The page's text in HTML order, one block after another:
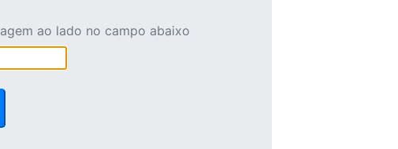
ao lado no campo abaixo